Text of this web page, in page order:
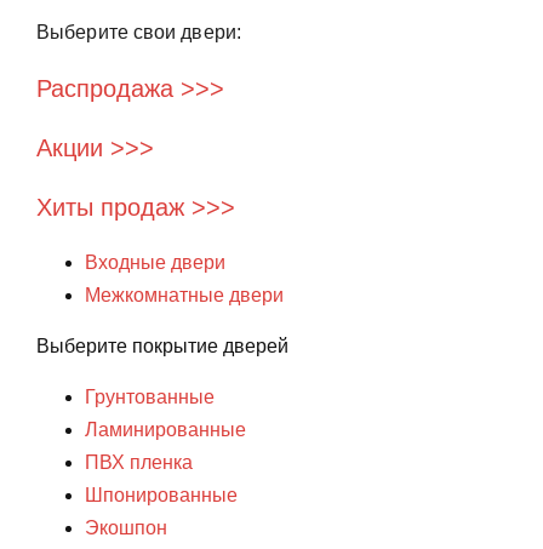
Выберите свои двери:
Распродажа >>>
Акции >>>
Хиты продаж >>>
Входные двери
Межкомнатные двери
Выберите покрытие дверей
Грунтованные
Ламинированные
ПВХ пленка
Шпонированные
Экошпон